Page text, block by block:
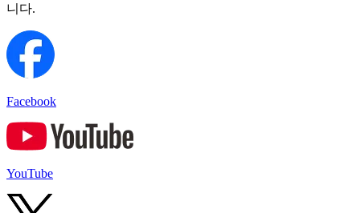
니다.
Facebook
YouTube